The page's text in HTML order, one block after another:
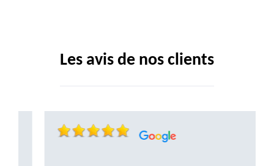
Les avis de nos clients